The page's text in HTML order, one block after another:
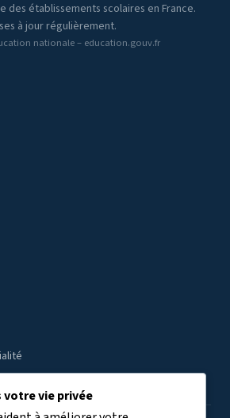
des établissements scolaires en France.
à jour régulièrement.
nationale – education.gouv.fr
votre vie privée